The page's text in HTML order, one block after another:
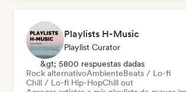
Playlists H-Music
Playlist Curator
&gt; 5800 respuestas dadas
Rock alternativoAmbienteBeats / Lo-fi
Chill / Lo-fi Hip-HopChill out